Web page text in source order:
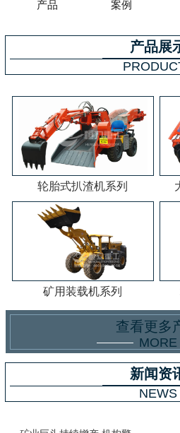
产品 案例
产品展
轮胎式扒渣机系列
矿用装载机系列
查看更多
MORE
新闻资
NEWS